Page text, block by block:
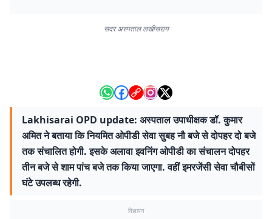
सदर अस्पताल लखीसराय
Lakhisarai OPD update: अस्पताल उपाधीक्षक डॉ. कुमार
अमित ने बताया कि नियमित ओपीडी सेवा सुबह नौ बजे से दोपहर दो बजे
तक संचालित होगी. इसके अलावा इवनिंग ओपीडी का संचालन दोपहर
तीन बजे से शाम पांच बजे तक किया जाएगा. वहीं इमरजेंसी सेवा चौबीसों
घंटे उपलब्ध रहेगी.
विज्ञापन